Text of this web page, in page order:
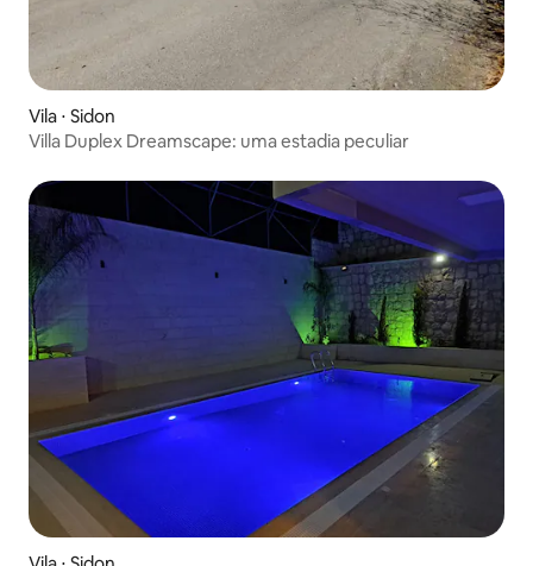
Vila ⋅ Sidon
Villa Duplex Dreamscape: uma estadia peculiar